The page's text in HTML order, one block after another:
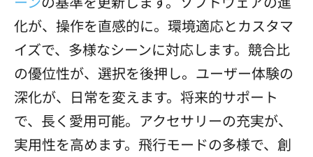
化が、操作を直感的に。環境適応とカスタマ
イズで、多様なシーンに対応します。競合比
の優位性が、選択を後押し。ユーザー体験の
深化が、日常を変えます。将来的サポート
で、長く愛用可能。アクセサリーの充実が、
実用性を高めます。飛行モードの多様で、創